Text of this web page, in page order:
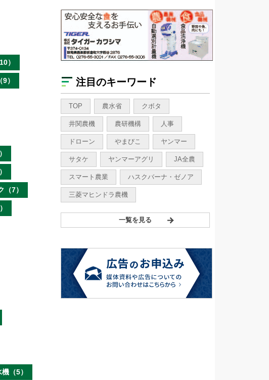
）
）
（7）
（5）
注目のキーワード
TOP 農水省 クボタ
井関農機 農研機構 人事
ドローン やまびこ ヤンマー
サタケ ヤンマーアグリ JA全農
スマート農業 ハスクバーナ・ゼノア
三菱マヒンドラ農機
一覧を見る